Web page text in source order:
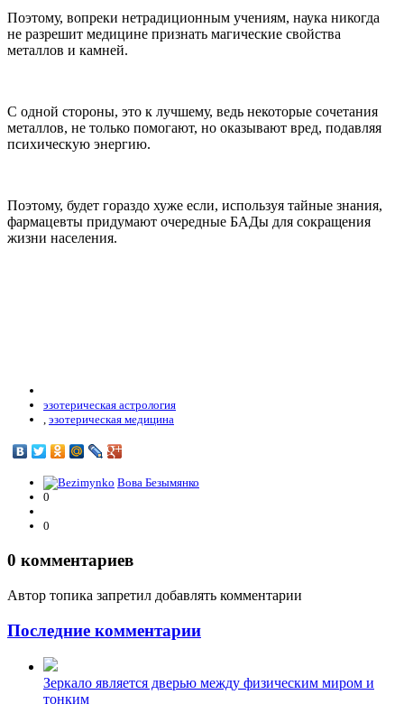
Поэтому, вопреки нетрадиционным учениям, наука никогда
не разрешит медицине признать магические свойства
металлов и камней.
С одной стороны, это к лучшему, ведь некоторые сочетания
металлов, не только помогают, но оказывают вред, подавляя
психическую энергию.
Поэтому, будет гораздо хуже если, используя тайные знания,
фармацевты придумают очередные БАДы для сокращения
жизни населения.
эзотерическая астрология
эзотерическая медицина
Вова Безымянко
0
0
0 комментариев
Автор топика запретил добавлять комментарии
Последние комментарии
Зеркало является дверью между физическим миром и
тонким